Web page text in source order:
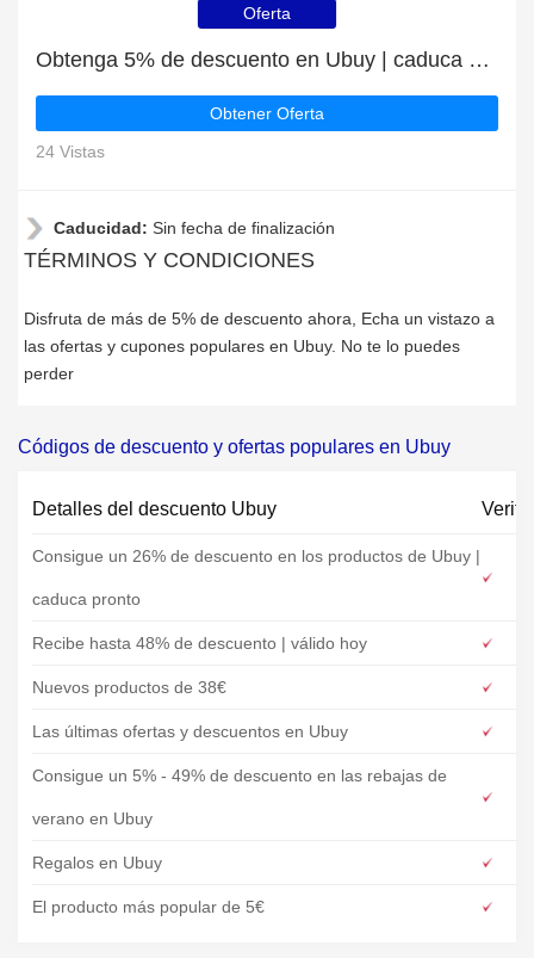
Oferta
Obtenga 5% de descuento en Ubuy | caduca pronto
Obtener Oferta
24 Vistas
Caducidad: Sin fecha de finalización
TÉRMINOS Y CONDICIONES
Disfruta de más de 5% de descuento ahora, Echa un vistazo a
las ofertas y cupones populares en Ubuy. No te lo puedes
perder
Códigos de descuento y ofertas populares en Ubuy
Detalles del descuento Ubuy
Consigue un 26% de descuento en los productos de Ubuy |
caduca pronto
Recibe hasta 48% de descuento | válido hoy
Nuevos productos de 38€
Las últimas ofertas y descuentos en Ubuy
Consigue un 5% - 49% de descuento en las rebajas de
verano en Ubuy
Regalos en Ubuy
El producto más popular de 5€